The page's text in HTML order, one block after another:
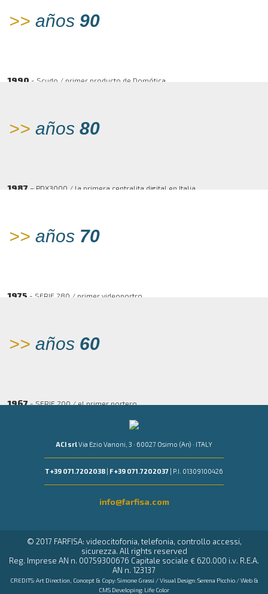
>> años 90
1990 - Scudo / primer producto de Domótica
>> años 80
1987 – PDX3000 / la primera centralita digital en Italia
>> años 70
1975 - SERIE 280 / primer videoportro
>> años 60
1967 - SERIE 200 / el primer portero
ACI srl Via Ezio Vanoni, 3 · 60027 Osimo (An) · ITALY
T +39 071.7202038| F +39 071.7202037| P.I. 01309100426
info@farfisa.com
© 2017 FARFISA: videocitofonia, telefonia, controllo accessi,
sicurezza. All rights reserved
Reg. Imprese AN n. 00759300676 Capitale sociale € 620.000 i.v. R.E.A.
AN n. 123137
CREDITS: Art Direction, Concept & Copy:Simone Grassi / Visual Design:Serena Picchio/ Web &
CMS Developing: Life Color